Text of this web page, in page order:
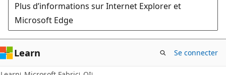
Plus d’informations sur Internet Explorer et
Microsoft Edge
Learn Se connecter